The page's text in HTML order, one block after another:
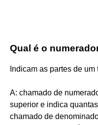
Qual é o
Indicam as partes de um
A: chamado de
superior e indica
chamado de